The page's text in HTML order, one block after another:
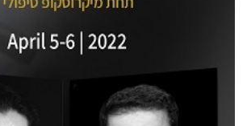
Washing
Chromatography